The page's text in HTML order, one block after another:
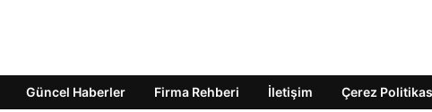
Güncel Haberler Firma Rehberi İletişim Çerez